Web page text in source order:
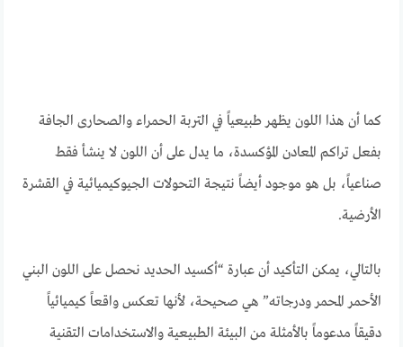
كما أن هذا اللون يظهر طبيعياً في التربة الحمراء والصحارى الجافة
بفعل تراكم المعادن المؤكسدة، ما يدل على أن اللون لا ينشأ فقط
صناعياً، بل هو موجود أيضاً نتيجة التحولات الجيوكيميائية في القشرة
الأرضية.
بالتالي، يمكن التأكيد أن عبارة “أكسيد الحديد نحصل على اللون البني
الأحمر المحمر ودرجاته” هي صحيحة، لأنها تعكس واقعاً كيميائياً
دقيقاً مدعوماً بالأمثلة من البيئة الطبيعية والاستخدامات التقنية